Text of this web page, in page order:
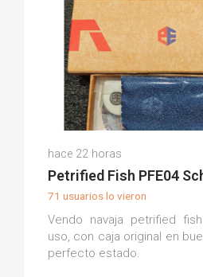
Luis S.
(0)
hace 22 horas
Petrified Fish PFE04
71 usuarios lo vieron
Vendo navaja petrified
uso, con caja original en
perfecto estado.